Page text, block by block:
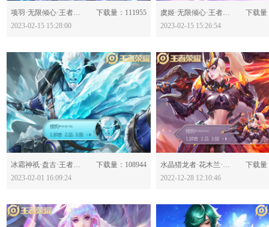
分享：
项羽·无限倾心·王者荣耀-630778
下载量：111955
2023-02-15 15:28:00
分享：
虞姬·无限倾心·王者荣耀-630776
下载量
2023-02-15 15:26:54
分享：
冰霜神祇·盘古·王者荣耀-630610
下载量：108944
2023-02-01 16:09:24
分享：
水晶猎龙者·花木兰·王者荣耀-630414
下载量
2022-12-28 12:10:46